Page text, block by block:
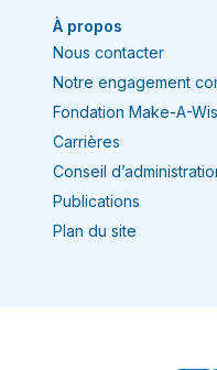
À propos
Nous contacter
Notre engagement
Fondation Make-A-
Carrières
Conseil
Publications
Plan du site